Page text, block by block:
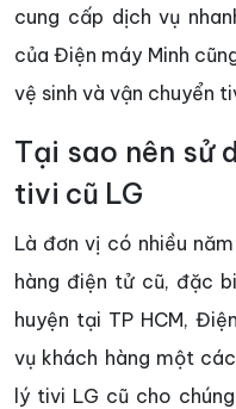
cung cấp dịch vụ
của Điện máy Minh
vệ sinh và vận chuyển
Tại sao nên sử
tivi cũ LG
Là đơn vị có nhiều
hàng điện tử cũ, đặc
huyện tại TP HCM,
vụ khách hàng một
lý tivi LG cũ cho